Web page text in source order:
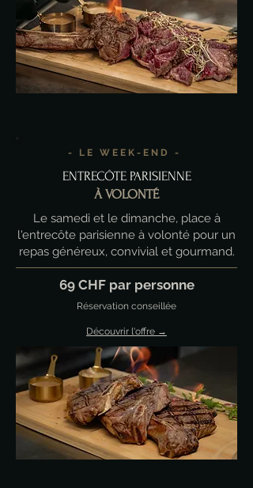
- LE WEEK-END -
ENTRECÔTE PARISIENNE
À VOLONTÉ
Le samedi et le dimanche, place à
l'entrecôte parisienne à volonté pour un
repas généreux, convivial et gourmand.
69 CHF par personne
Réservation conseillée
Découvrir l'offre →